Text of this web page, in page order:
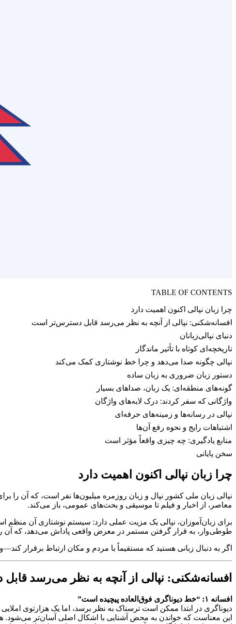
TABLE OF CONTENTS
چرا زبان نپالی اکنون اهمیت دارد
افسانه‌شکنی: نپالی از آنچه به نظر می‌رسد قابل دسترس‌تر است
دنیای نپالی‌زبانان
تاریخچه‌ای کوتاه با تأثیر ماندگار
نپالی چگونه صدا می‌دهد و چرا خط نوشتاری کمک می‌کند
دستور زبان ضروری به زبان ساده
گونه‌های منطقه‌ای: یک زبان، صداهای بسیار
واژگانی که سفر کردند: درک لایه‌های واژگان
نپالی در رسانه‌ها و زمینه‌های حرفه‌ای
اشتباهات رایج و نحوه رفع آن‌ها
منابع یادگیری: چه چیزی واقعاً مؤثر است
سخن پایانی
چرا زبان نپالی اکنون اهمیت دارد
نپالی زبان ملی کشور نپال و زبان روزمره میلیون‌ها نفر است، که آن را
معاصر، از اخبار و فیلم تا موسیقی و بحث‌های عمومی، باز می‌کند.
برای زبان‌آموزان، نپالی یک مزیت عملی دارد: سیستم نوشتاری آن
طوطی‌وار، به قرار گرفتن مستمر در معرض واقعی پاداش می‌دهد، که آن
اگر به دنبال زبانی هستید که مستقیماً با مردم و مکان ارتباط برقرار
افسانه‌شکنی: نپالی از آنچه به نظر می‌رسد
افسانه ۱: “خط دیوناگری فوق‌العاده پیچیده است”
دیوناگری در ابتدا ممکن است ترسناک به نظر برسد، اما یک هزارتوی
این معناست که خواندن به محض آشنایی با اشکال اصلی آسان‌تر